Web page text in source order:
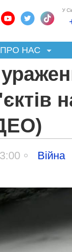
У
ПРО НАС
Війна